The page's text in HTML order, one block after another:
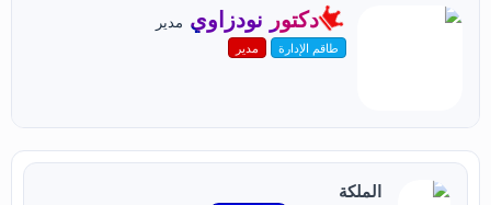
ف
:
ت
ب
س
ط
ة
دكتور نودزاوي مدير
طاقم الإدارة مدير
الملكة